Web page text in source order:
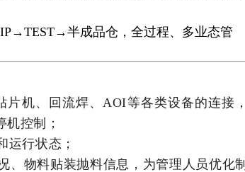
半成品仓，全过程、多业态管
机、回流焊、AOI等各类设备的连接，
控制；
运行状态；
物料贴装抛料信息，为管理人员优化制